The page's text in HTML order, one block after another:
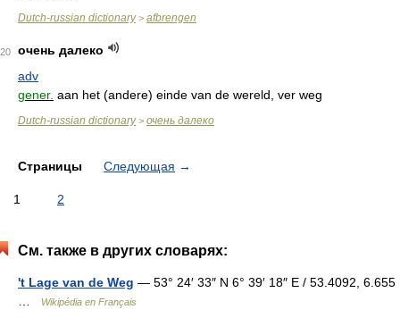
Dutch-russian dictionary> afbrengen
20
очень далеко
adv
gener. aan het (andere) einde van de wereld, ver weg
Dutch-russian dictionary> очень далеко
Страницы Следующая →
1 2
См. также в других словарях:
't Lage van de Weg — 53° 24′ 33″ N 6° 39′ 18″ E / 53.4092, 6.655
Wikipédia en Français